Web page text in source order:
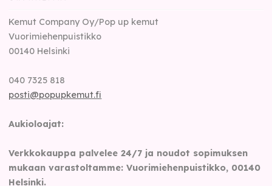
Kemut Company Oy/Pop up kemut
Vuorimiehenpuistikko
00140 Helsinki
040 7325 818
posti@popupkemut.fi
Aukioloajat:
Verkkokauppa palvelee 24/7 ja noudot sopimuksen
mukaan varastoltamme: Vuorimiehenpuistikko, 00140
Helsinki.